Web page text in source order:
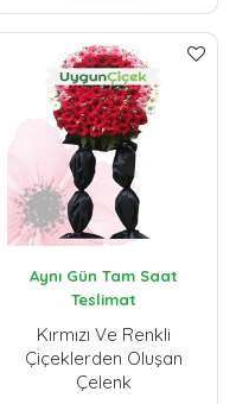
Aynı Gün Tam Saat
Teslimat
Kırmızı Ve Renkli
Çiçeklerden Oluşan
Çelenk